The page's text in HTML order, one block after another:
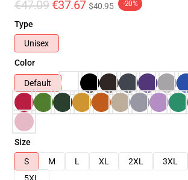
€47.09 €37.67 $40.95 -20%
Type
Unisex
Color
Default
Size
S
M L XL 2XL 3XL